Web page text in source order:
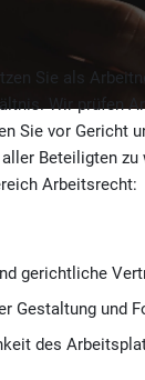
Sie als
Wir prüfen
Sie vor
Beteiligten
Arbeitsrecht:
gerichtliche
Gestaltung und
des